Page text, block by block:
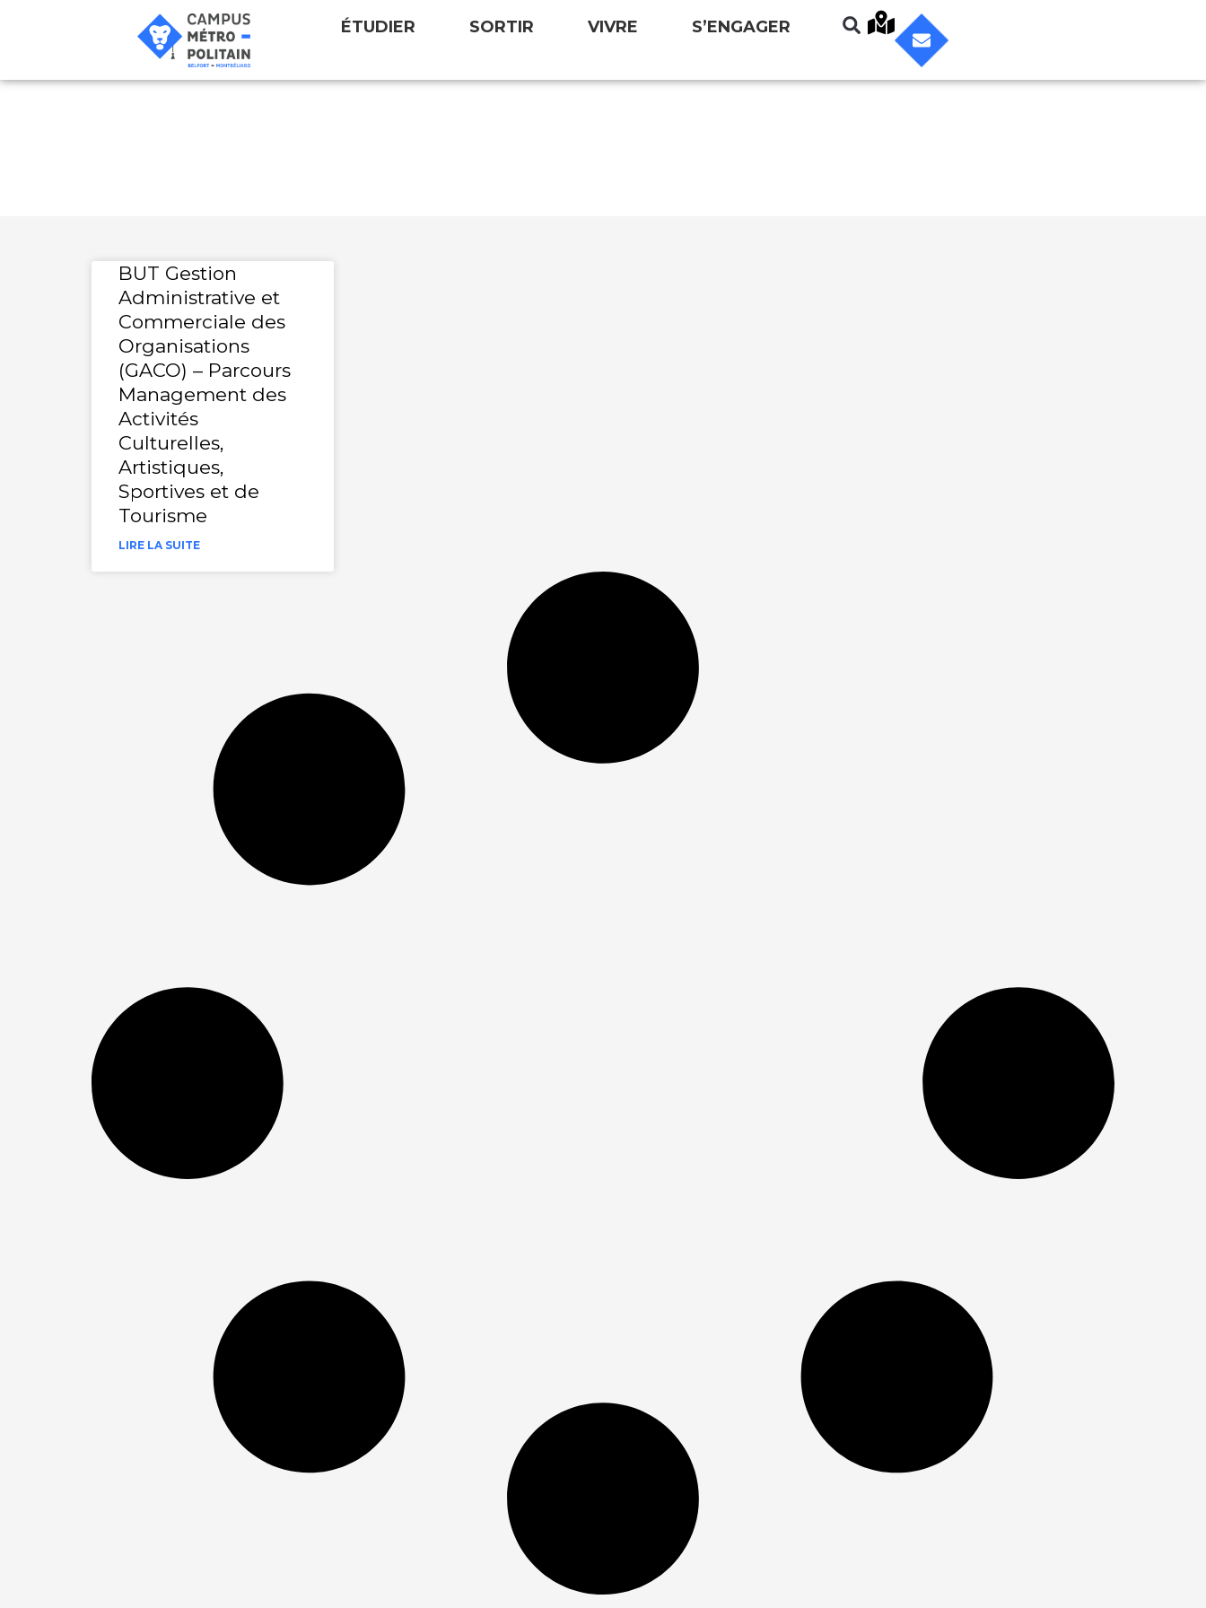
ÉTUDIER SORTIR VIVRE S’ENGAGER
BUT Gestion
Administrative et
Commerciale des
Organisations
(GACO) – Parcours
Management des
Activités
Culturelles,
Artistiques,
Sportives et de
Tourisme
LIRE LA SUITE